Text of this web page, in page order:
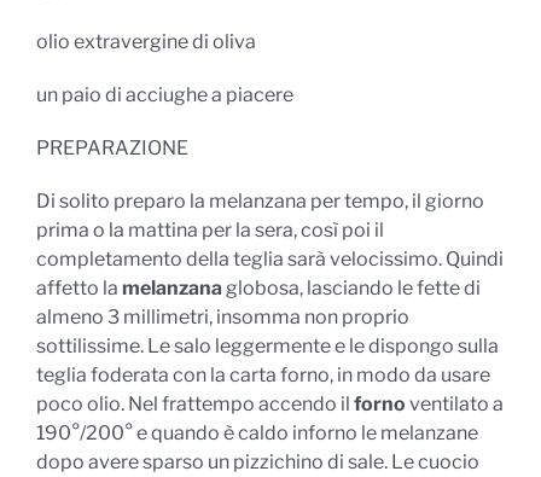
olio extravergine di oliva
un paio di acciughe a piacere
PREPARAZIONE
Di solito preparo la melanzana per tempo, il giorno
prima o la mattina per la sera, così poi il
completamento della teglia sarà velocissimo. Quindi
affetto la melanzana globosa, lasciando le fette di
almeno 3 millimetri, insomma non proprio
sottilissime. Le salo leggermente e le dispongo sulla
teglia foderata con la carta forno, in modo da usare
poco olio. Nel frattempo accendo il forno ventilato a
190°/200° e quando è caldo inforno le melanzane
dopo avere sparso un pizzichino di sale. Le cuocio